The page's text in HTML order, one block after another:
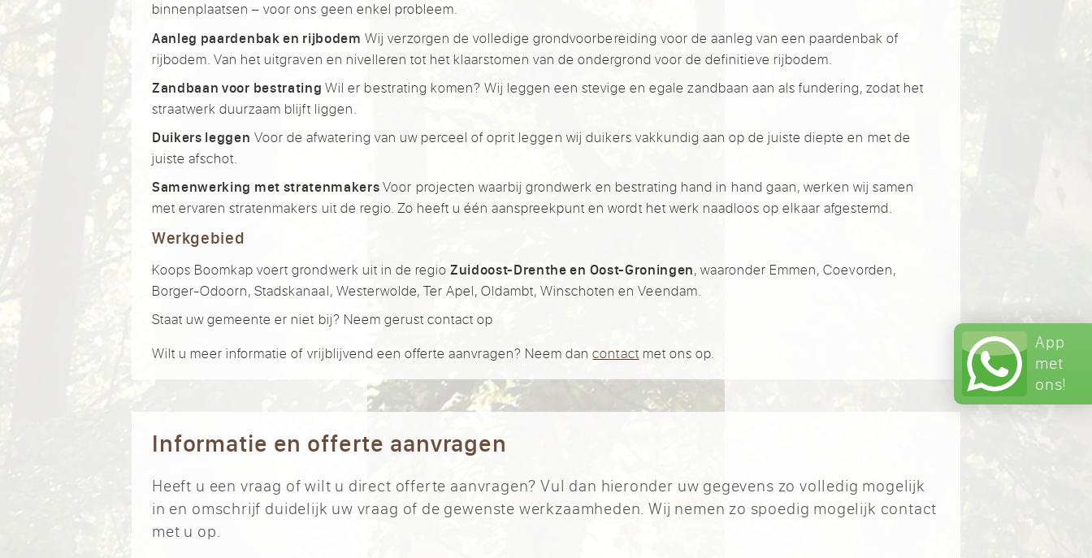
App
met
ons!
binnenplaatsen – voor ons geen enkel probleem.
Aanleg paardenbak en rijbodem Wij verzorgen de volledige grondvoorbereiding voor de aanleg van een paardenbak of
rijbodem. Van het uitgraven en nivelleren tot het klaarstomen van de ondergrond voor de definitieve rijbodem.
Zandbaan voor bestrating Wil er bestrating komen? Wij leggen een stevige en egale zandbaan aan als fundering, zodat het
straatwerk duurzaam blijft liggen.
Duikers leggen Voor de afwatering van uw perceel of oprit leggen wij duikers vakkundig aan op de juiste diepte en met de
juiste afschot.
Samenwerking met stratenmakersVoor projecten waarbij grondwerk en bestrating hand in hand gaan, werken wij samen
met ervaren stratenmakers uit de regio. Zo heeft u één aanspreekpunt en wordt het werk naadloos op elkaar afgestemd.
Werkgebied
Koops Boomkap voert grondwerk uit in de regio Zuidoost-Drenthe en Oost-Groningen, waaronder Emmen, Coevorden,
Borger-Odoorn, Stadskanaal, Westerwolde, Ter Apel, Oldambt, Winschoten en Veendam.
Staat uw gemeente er niet bij? Neem gerust contact op
Wilt u meer informatie of vrijblijvend een offerte aanvragen? Neem dancontact met ons op.
Informatie en offerte aanvragen
Heeft u een vraag of wilt u direct offerte aanvragen? Vul dan hieronder uw gegevens zo volledig mogelijk
in en omschrijf duidelijk uw vraag of de gewenste werkzaamheden. Wij nemen zo spoedig mogelijk contact
met u op.